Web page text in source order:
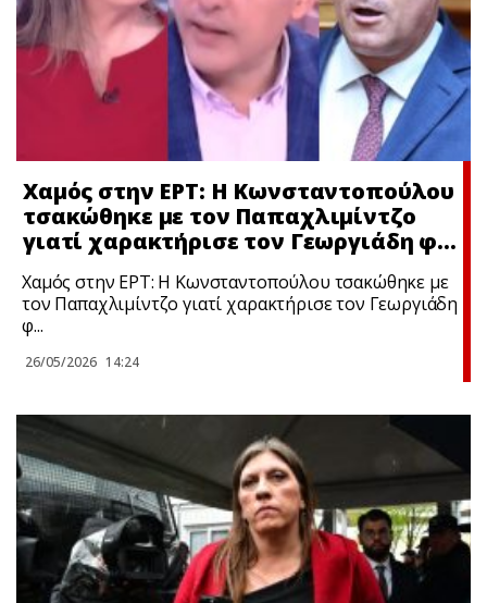
Χαμός στην ΕΡΤ: Η Κωνσταντοπούλου
τσακώθηκε με τον Παπαχλιμίντζο
γιατί χαρακτήρισε τον Γεωργιάδη φ…
Χαμός στην ΕΡΤ: Η Κωνσταντοπούλου τσακώθηκε με
τον Παπαχλιμίντζο γιατί χαρακτήρισε τον Γεωργιάδη
φ...
26/05/2026 14:24